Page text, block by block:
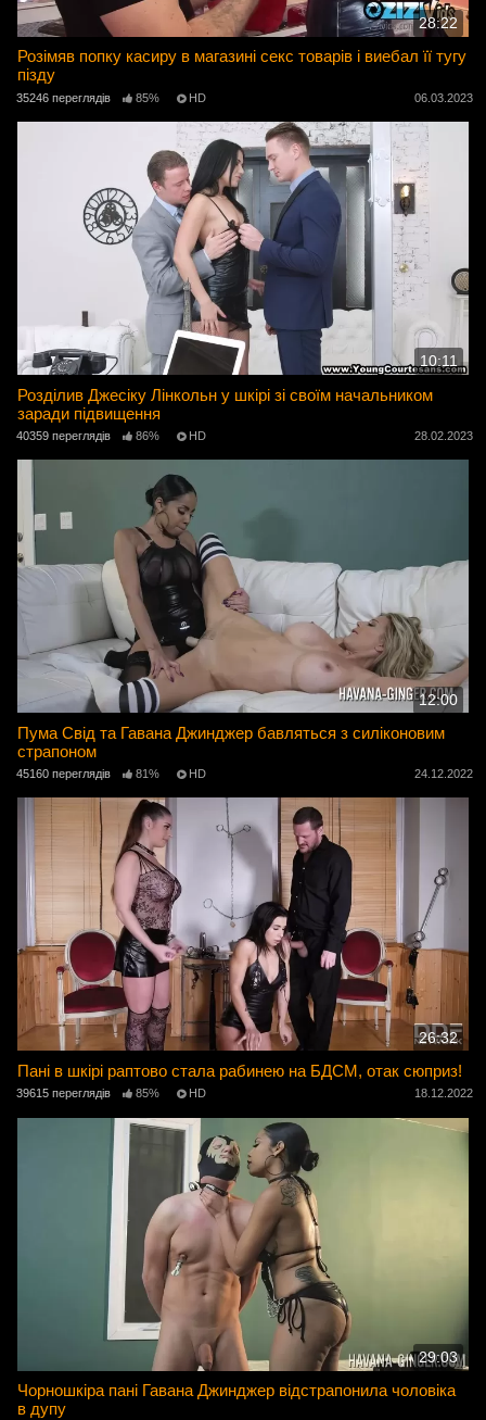
28:22
Розімяв попку касиру в магазині секс товарів і виебал її тугу
пізду
35246 переглядів 85% HD 06.03.2023
10:11
Розділив Джесіку Лінкольн у шкірі зі своїм начальником
заради підвищення
40359 переглядів 86% HD 28.02.2023
12:00
Пума Свід та Гавана Джинджер бавляться з силіконовим
страпоном
45160 переглядів 81% HD 24.12.2022
26:32
Пані в шкірі раптово стала рабинею на БДСМ, отак сюприз!
39615 переглядів 85% HD 18.12.2022
29:03
Чорношкіра пані Гавана Джинджер відстрапонила чоловіка
в дупу